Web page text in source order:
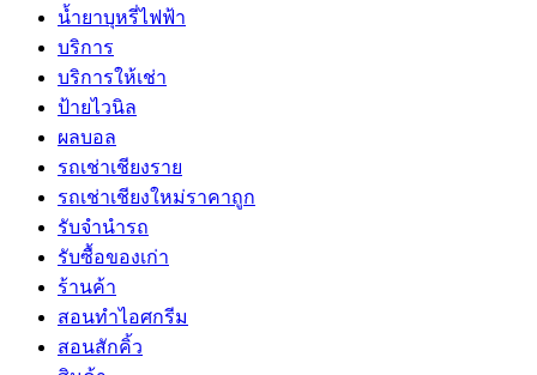
น้ำยาบุหรี่ไฟฟ้า
บริการ
บริการให้เช่า
ป้ายไวนิล
ผลบอล
รถเช่าเชียงราย
รถเช่าเชียงใหม่ราคาถูก
รับจำนำรถ
รับซื้อของเก่า
ร้านค้า
สอนทำไอศกรีม
สอนสักคิ้ว